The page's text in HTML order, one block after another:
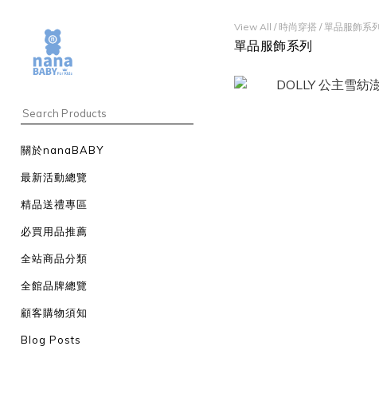
關於nanaBABY
最新活動總覽
精品送禮專區
必買用品推薦
全站商品分類
全館品牌總覽
顧客購物須知
Blog Posts
View All /時尚穿搭 /單品服飾系
單品服飾系列